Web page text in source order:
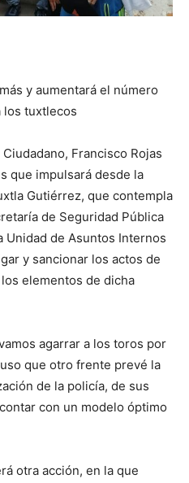
y aumentará el número
los tuxtlecos
Francisco Rojas
que impulsará desde la
Gutiérrez, que contempla
de Seguridad Pública
Unidad de Asuntos Internos
y sancionar los actos de
elementos de dicha
agarrar a los toros por
que otro frente prevé la
de la policía, de sus
con un modelo óptimo
otra acción, en la que